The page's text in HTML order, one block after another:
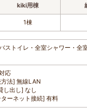
kiki用棟
1棟
ストイレ・全室シャワー・全
応
法] 無線LAN
し出し] なし
ーネット接続] 有料